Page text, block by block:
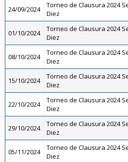
24/09/2024
Torneo de Clausura 2024
Diez
01/10/2024
Torneo de Clausura 2024
Diez
08/10/2024
Torneo de Clausura 2024
Diez
15/10/2024
Torneo de Clausura 2024
Diez
22/10/2024
Torneo de Clausura 2024
Diez
29/10/2024
Torneo de Clausura 2024
Diez
05/11/2024
Torneo de Clausura 2024
Diez